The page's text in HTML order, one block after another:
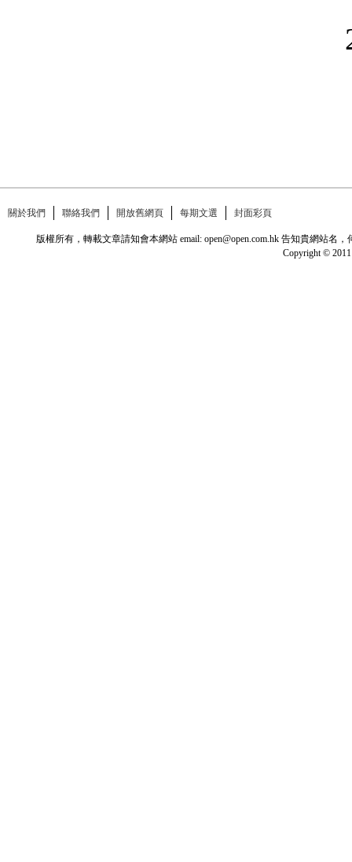
關於我們 聯絡我們 開放舊網頁 每期文選 封面彩頁
版權所有，轉載文章請知會本網站 email: open@open.com.hk 告知貴網站
Copyright © 2011